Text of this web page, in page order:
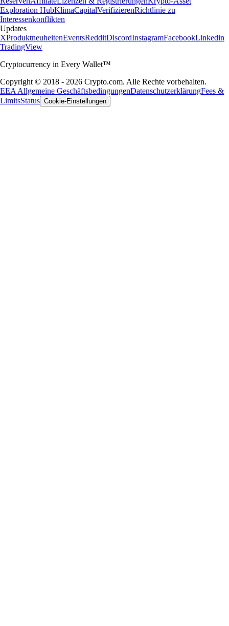
Exploration HubKlimaCapitalVerifizierenRichtlinie zu
Interessenkonflikten
Updates
XProduktneuheitenEventsRedditDiscordInstagramFacebookLinkedin
TradingView
Cryptocurrency in Every Wallet™
Copyright © 2018 - 2026 Crypto.com. Alle Rechte vorbehalten.
EEA Allgemeine GeschäftsbedingungenDatenschutzerklärungFees &
LimitsStatus Cookie-Einstellungen